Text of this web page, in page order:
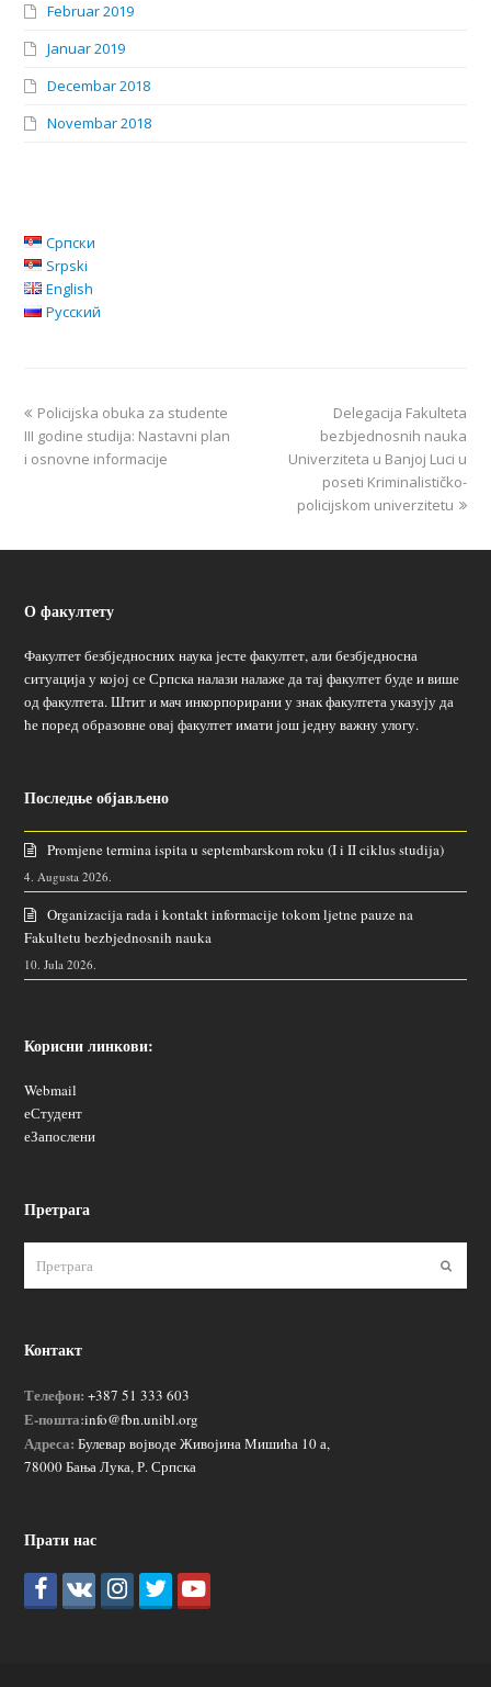
Februar 2019
Januar 2019
Decembar 2018
Novembar 2018
Српски
Srpski
English
Русский
Policijska obuka za studente
III godine studija: Nastavni plan
i osnovne informacije
Delegacija Fakulteta
bezbjednosnih nauka
Univerziteta u Banjoj Luci u
poseti Kriminalističko-
policijskom univerzitetu
О факултету
Факултет безбједносних наука јесте факултет, али безбједносна
ситуација у којој се Српска налази налаже да тај факултет буде и више
од факултета. Штит и мач инкорпорирани у знак факултета указују да
ће поред образовне овај факултет имати још једну важну улогу.
Последње објављено
Promjene termina ispita u septembarskom roku (I i II ciklus studija)
4. Augusta 2026.
Organizacija rada i kontakt informacije tokom ljetne pauze na
Fakultetu bezbjednosnih nauka
10. Jula 2026.
Корисни линкови:
Webmail
еСтудент
еЗапослени
Претрага
Контакт
Телефон: +387 51 333 603
Е-пошта:info@fbn.unibl.org
Адреса: Булевар војводе Живојина Мишића 10 а,
78000 Бања Лука, Р. Српска
Прати нас